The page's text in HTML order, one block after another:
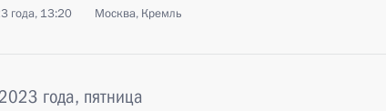
года, 13:20 Москва, Кремль
года, пятница